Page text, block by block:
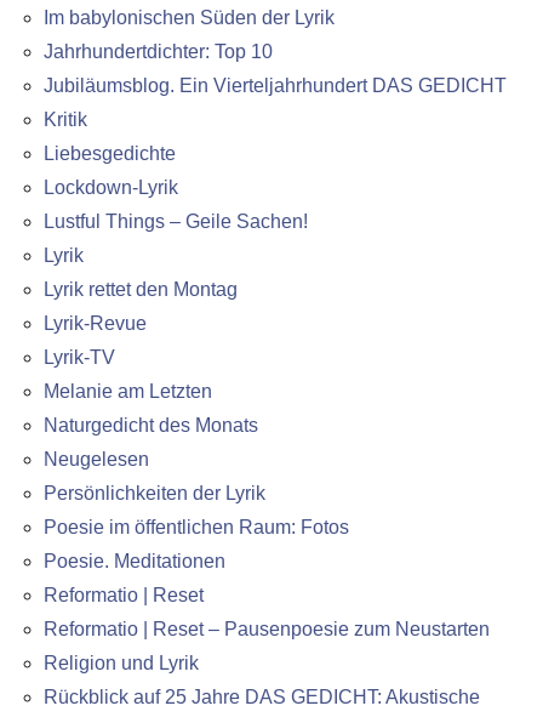
Im babylonischen Süden der Lyrik
Jahrhundertdichter: Top 10
Jubiläumsblog. Ein Vierteljahrhundert DAS GEDICHT
Kritik
Liebesgedichte
Lockdown-Lyrik
Lustful Things – Geile Sachen!
Lyrik
Lyrik rettet den Montag
Lyrik-Revue
Lyrik-TV
Melanie am Letzten
Naturgedicht des Monats
Neugelesen
Persönlichkeiten der Lyrik
Poesie im öffentlichen Raum: Fotos
Poesie. Meditationen
Reformatio | Reset
Reformatio | Reset – Pausenpoesie zum Neustarten
Religion und Lyrik
Rückblick auf 25 Jahre DAS GEDICHT: Akustische